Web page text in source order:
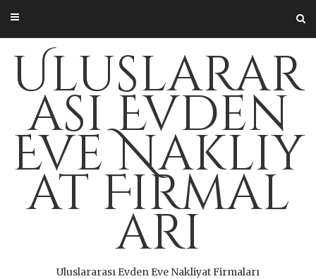
content
Uluslarar
ası Evden
Eve Nakliy
at Firmal
arı
Uluslararası Evden Eve Nakliyat Firmaları